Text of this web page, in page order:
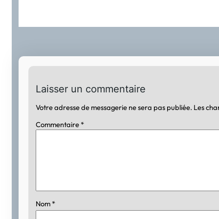
Laisser un commentaire
Votre adresse de messagerie ne sera pas publiée. Les
Commentaire *
Nom *